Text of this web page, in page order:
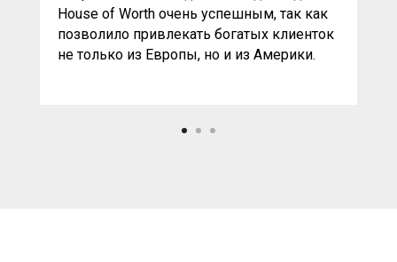
House of Worth очень успешным, так как
позволило привлекать богатых клиенток
не только из Европы, но и из Америки.